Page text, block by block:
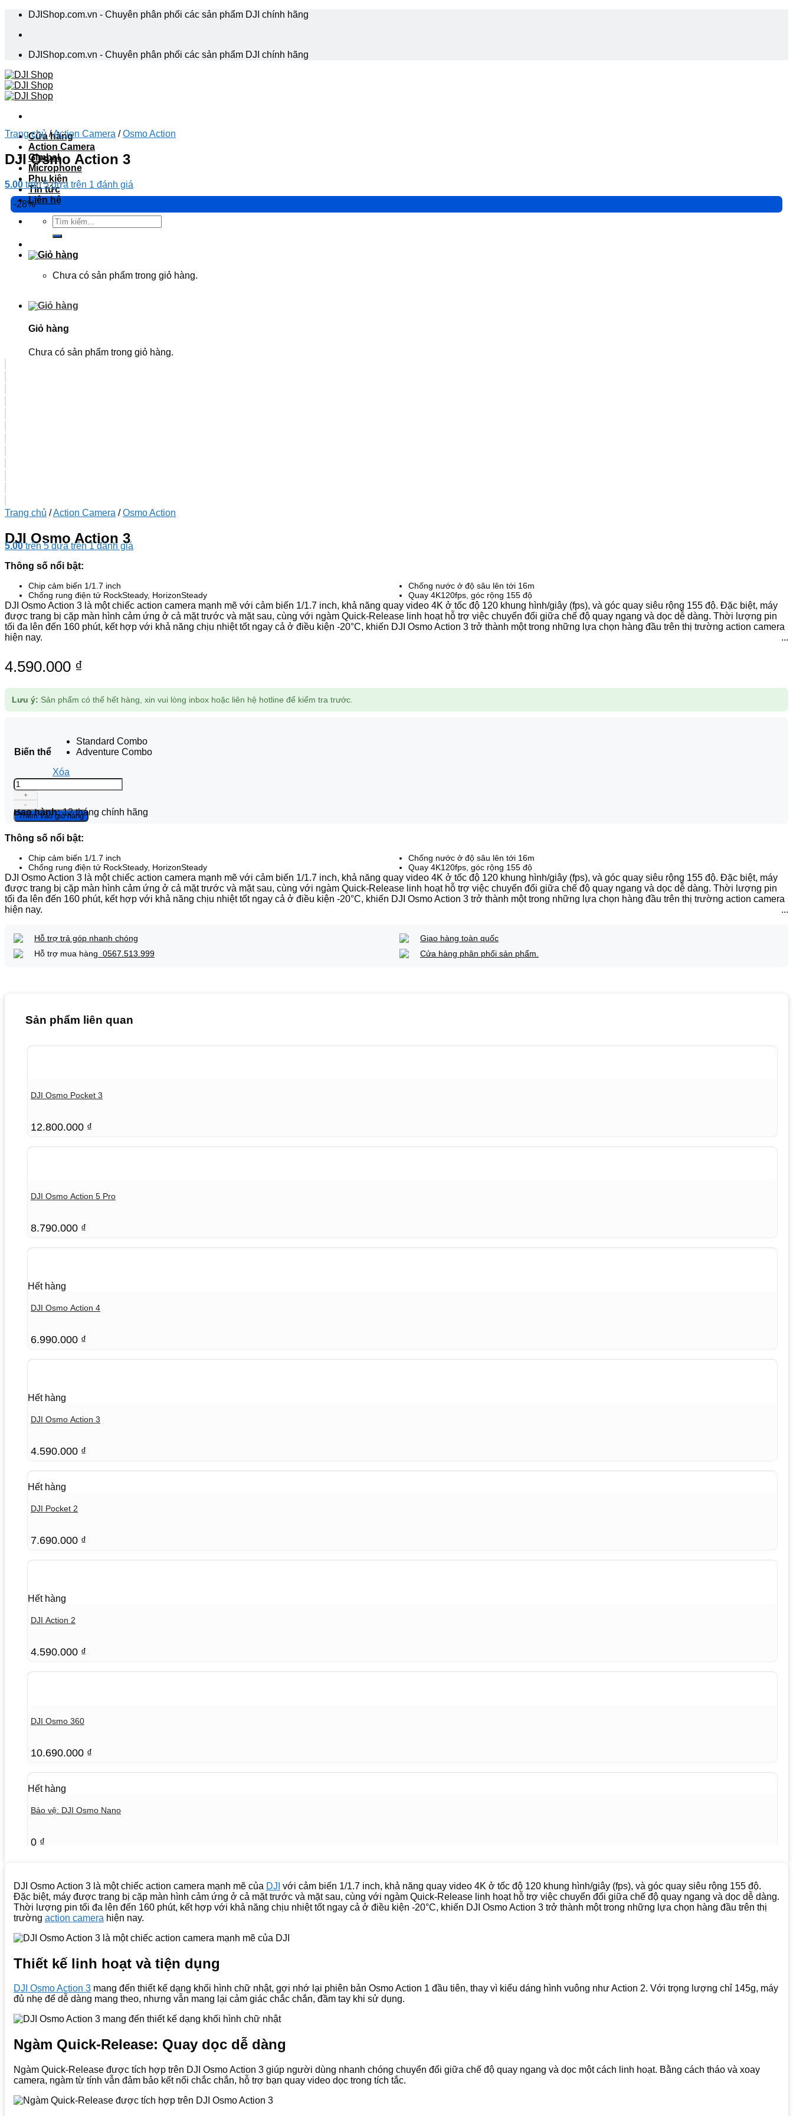
Skip
content
DJIShop.com.vn - Chuyên phân phối các sản phẩm DJI chính hãng
DJIShop.com.vn - Chuyên phân phối các sản phẩm DJI chính hãng
Cửa hàng
Action Camera
Gimbal
Microphone
Phụ kiện
Tin tức
Liên hệ
Tìm
kiếm:
Chưa có sản phẩm trong giỏ hàng.
Giỏ hàng
Chưa có sản phẩm trong giỏ hàng.
Trang chủ /Action Camera / Osmo Action
DJI Osmo Action 3
5.00 trên 5 dựa trên 1 đánh giá
-28%
Trang chủ /Action Camera / Osmo Action
DJI Osmo Action 3
5.00trên 5 dựa trên1đánh giá
Thông số nổi bật:
Chip cảm biến 1/1.7 inch
Chống nước ở độ sâu lên tới 16m
Chống rung điện tử RockSteady, HorizonSteady
Quay 4K120fps, góc rộng 155 độ
DJI Osmo Action 3 là một chiếc action camera mạnh mẽ với cảm biến 1/1.7 inch, khả năng quay video 4K ở tốc độ 120 khung hình/giây (fps), và góc quay siêu rộng 155 độ. Đặc biệt, máy
được trang bị cặp màn hình cảm ứng ở cả mặt trước và mặt sau, cùng với ngàm Quick-Release linh hoạt hỗ trợ việc chuyển đổi giữa chế độ quay ngang và dọc dễ dàng. Thời lượng pin
tối đa lên đến 160 phút, kết hợp với khả năng chịu nhiệt tốt ngay cả ở điều kiện -20°C, khiến DJI Osmo Action 3 trở thành một trong những lựa chọn hàng đầu trên thị trường action camera
hiện nay.
4.590.000 ₫
Lưu ý: Sản phẩm có thể hết hàng, xin vui lòng inbox hoặc liên hệ hotline để kiểm tra trước.
Biến thể
Standard Combo
Adventure Combo
Xóa
DJI
Osmo
Action
3
số
lượng
+
-
Thêm vào giỏ hàng
Bảo hành:12 tháng chính hãng
Thông số nổi bật:
Chip cảm biến 1/1.7 inch
Chống nước ở độ sâu lên tới 16m
Chống rung điện tử RockSteady, HorizonSteady
Quay 4K120fps, góc rộng 155 độ
DJI Osmo Action 3 là một chiếc action camera mạnh mẽ với cảm biến 1/1.7 inch, khả năng quay video 4K ở tốc độ 120 khung hình/giây (fps), và góc quay siêu rộng 155 độ. Đặc biệt, máy
được trang bị cặp màn hình cảm ứng ở cả mặt trước và mặt sau, cùng với ngàm Quick-Release linh hoạt hỗ trợ việc chuyển đổi giữa chế độ quay ngang và dọc dễ dàng. Thời lượng pin
tối đa lên đến 160 phút, kết hợp với khả năng chịu nhiệt tốt ngay cả ở điều kiện -20°C, khiến DJI Osmo Action 3 trở thành một trong những lựa chọn hàng đầu trên thị trường action camera
hiện nay.
Hỗ trợ trả góp nhanh chóng
Giao hàng toàn quốc
Hỗ trợ mua hàng 0567.513.999 Cửa hàng phân phối sản phẩm.
Sản phẩm liên quan
DJI Osmo Pocket 3
12.800.000 ₫
DJI Osmo Action 5 Pro
8.790.000 ₫
Hết hàng
DJI Osmo Action 4
6.990.000 ₫
Hết hàng
DJI Osmo Action 3
4.590.000 ₫
Hết hàng
DJI Pocket 2
7.690.000 ₫
Hết hàng
DJI Action 2
4.590.000 ₫
DJI Osmo 360
10.690.000 ₫
Hết hàng
Bảo vệ: DJI Osmo Nano
0 ₫
DJI Osmo Action 3 là một chiếc action camera mạnh mẽ của DJI với cảm biến 1/1.7 inch, khả năng quay video 4K ở tốc độ 120 khung hình/giây (fps), và góc quay siêu rộng 155 độ.
Đặc biệt, máy được trang bị cặp màn hình cảm ứng ở cả mặt trước và mặt sau, cùng với ngàm Quick-Release linh hoạt hỗ trợ việc chuyển đổi giữa chế độ quay ngang và dọc dễ dàng.
Thời lượng pin tối đa lên đến 160 phút, kết hợp với khả năng chịu nhiệt tốt ngay cả ở điều kiện -20°C, khiến DJI Osmo Action 3 trở thành một trong những lựa chọn hàng đầu trên thị
trường action camera hiện nay.
Thiết kế linh hoạt và tiện dụng
DJI Osmo Action 3 mang đến thiết kế dạng khối hình chữ nhật, gợi nhớ lại phiên bản Osmo Action 1 đầu tiên, thay vì kiểu dáng hình vuông như Action 2. Với trọng lượng chỉ 145g, máy
đủ nhẹ để dễ dàng mang theo, nhưng vẫn mang lại cảm giác chắc chắn, đầm tay khi sử dụng.
Ngàm Quick-Release: Quay dọc dễ dàng
Ngàm Quick-Release được tích hợp trên DJI Osmo Action 3 giúp người dùng nhanh chóng chuyển đổi giữa chế độ quay ngang và dọc một cách linh hoạt. Bằng cách tháo và xoay
camera, ngàm từ tính vẫn đảm bảo kết nối chắc chắn, hỗ trợ bạn quay video dọc trong tích tắc.